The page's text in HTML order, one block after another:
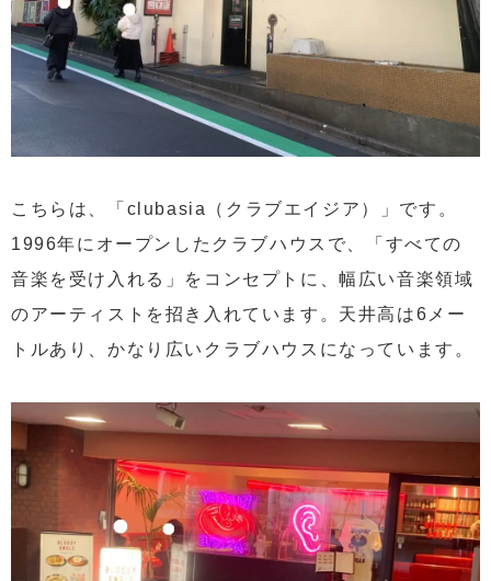
こちらは、「clubasia（クラブエイジア）」です。
1996年にオープンしたクラブハウスで、「すべての
音楽を受け入れる」をコンセプトに、幅広い音楽領域
のアーティストを招き入れています。天井高は6メー
トルあり、かなり広いクラブハウスになっています。